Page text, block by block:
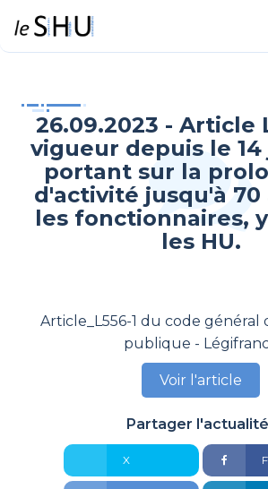
26.09.2023 - Article
vigueur depuis le 14
portant sur la
d'activité jusqu'à 70
les fonctionnaires,
les HU.
Article_L556-1 du code général
publique -
Voir l'article
Partager
X